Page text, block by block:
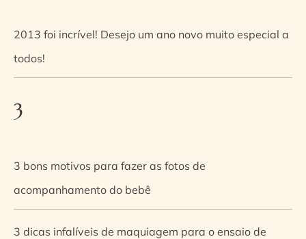
2013 foi incrível! Desejo um ano novo muito especial a
todos!
3
3 bons motivos para fazer as fotos de
acompanhamento do bebê
3 dicas infalíveis de maquiagem para o ensaio de